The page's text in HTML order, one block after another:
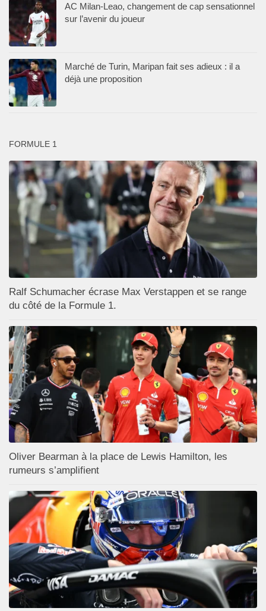
AC Milan-Leao, changement de cap sensationnel
sur l’avenir du joueur
Marché de Turin, Maripan fait ses adieux : il a
déjà une proposition
FORMULE 1
Ralf Schumacher écrase Max Verstappen et se range
du côté de la Formule 1.
Oliver Bearman à la place de Lewis Hamilton, les
rumeurs s’amplifient